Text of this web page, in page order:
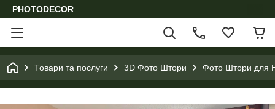
PHOTODECOR
Товари та послуги 3D Фото Штори Фото Штори для